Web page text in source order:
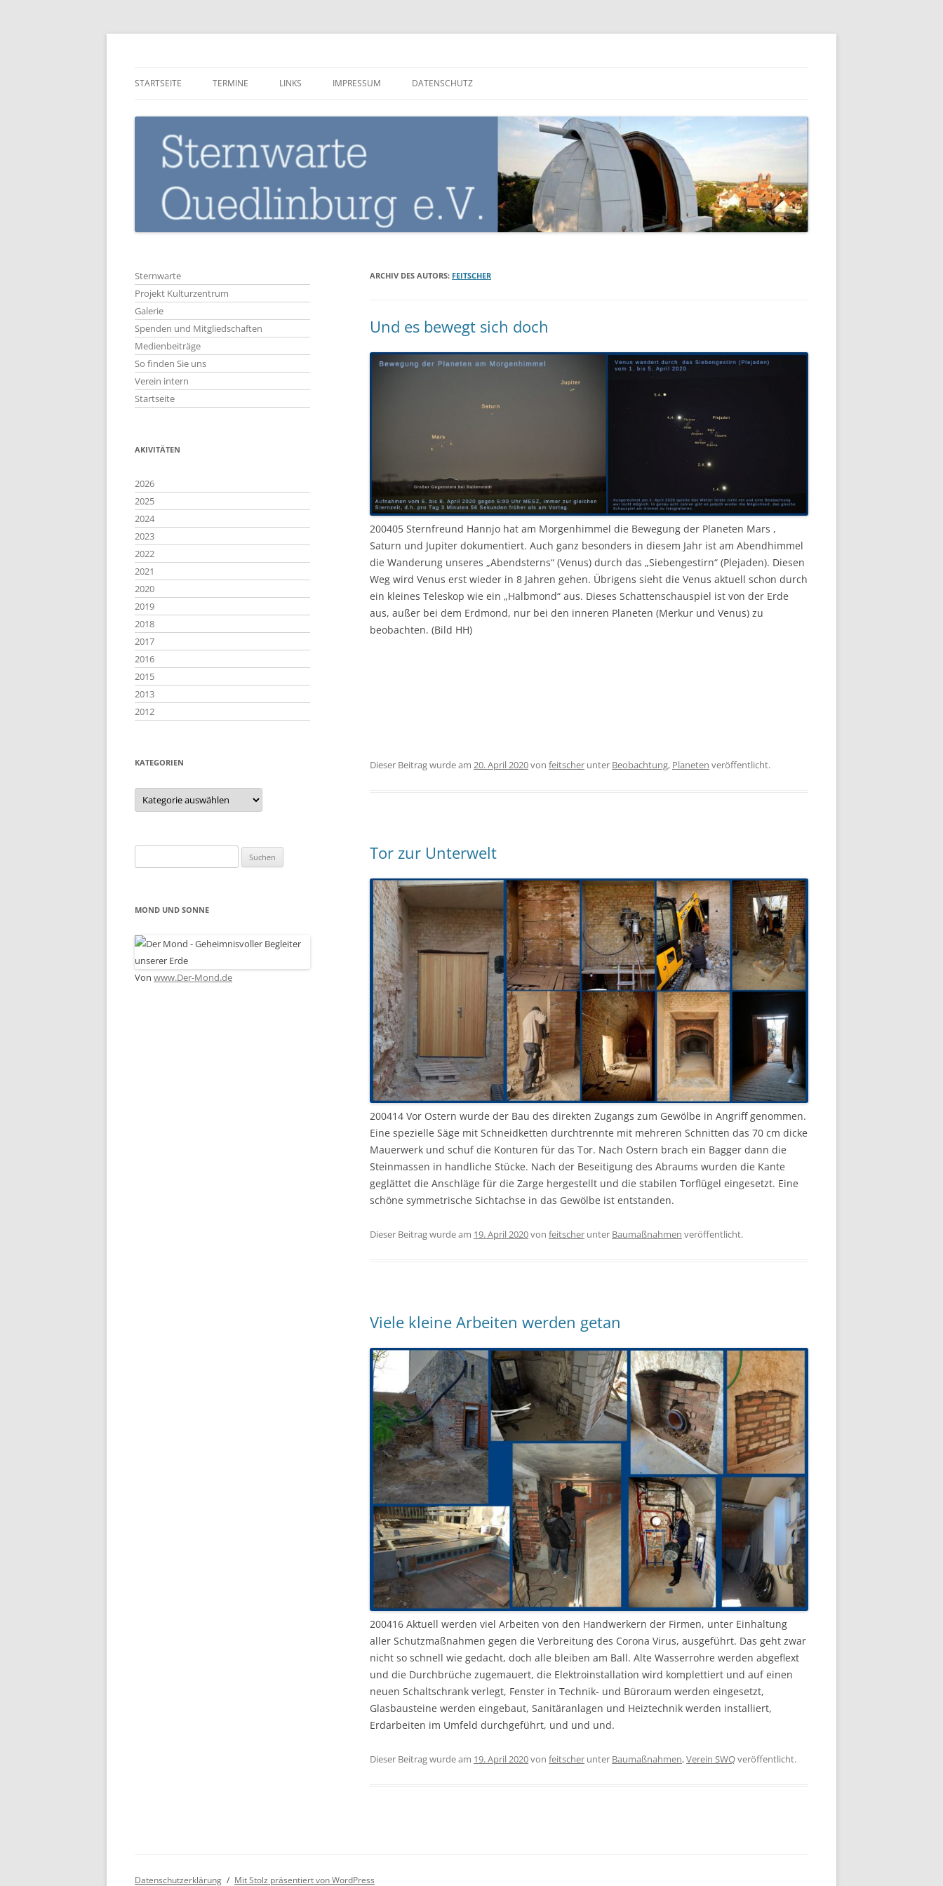
Zum
STARTSEITE TERMINE LINKS IMPRESSUM DATENSCHUTZ
ARCHIV DES AUTORS: FEITSCHER
Und es bewegt sich doch
200405 Sternfreund Hannjo hat am Morgenhimmel die Bewegung der Planeten Mars ,
Saturn und Jupiter dokumentiert. Auch ganz besonders in diesem Jahr ist am Abendhimmel
die Wanderung unseres „Abendsterns“ (Venus) durch das „Siebengestirn“ (Plejaden). Diesen
Weg wird Venus erst wieder in 8 Jahren gehen. Übrigens sieht die Venus aktuell schon durch
ein kleines Teleskop wie ein „Halbmond“ aus. Dieses Schattenschauspiel ist von der Erde
aus, außer bei dem Erdmond, nur bei den inneren Planeten (Merkur und Venus) zu
beobachten. (Bild HH)
Dieser Beitrag wurde am20. April 2020vonfeitscher unter Beobachtung, Planeten veröffentlicht.
Tor zur Unterwelt
200414 Vor Ostern wurde der Bau des direkten Zugangs zum Gewölbe in Angriff genommen.
Eine spezielle Säge mit Schneidketten durchtrennte mit mehreren Schnitten das 70 cm dicke
Mauerwerk und schuf die Konturen für das Tor. Nach Ostern brach ein Bagger dann die
Steinmassen in handliche Stücke. Nach der Beseitigung des Abraums wurden die Kante
geglättet die Anschläge für die Zarge hergestellt und die stabilen Torflügel eingesetzt. Eine
schöne symmetrische Sichtachse in das Gewölbe ist entstanden.
Dieser Beitrag wurde am 19. April 2020vonfeitscher unter Baumaßnahmen veröffentlicht.
Viele kleine Arbeiten werden getan
200416 Aktuell werden viel Arbeiten von den Handwerkern der Firmen, unter Einhaltung
aller Schutzmaßnahmen gegen die Verbreitung des Corona Virus, ausgeführt. Das geht zwar
nicht so schnell wie gedacht, doch alle bleiben am Ball. Alte Wasserrohre werden abgeflext
und die Durchbrüche zugemauert, die Elektroinstallation wird komplettiert und auf einen
neuen Schaltschrank verlegt, Fenster in Technik- und Büroraum werden eingesetzt,
Glasbausteine werden eingebaut, Sanitäranlagen und Heiztechnik werden installiert,
Erdarbeiten im Umfeld durchgeführt, und und und.
Dieser Beitrag wurde am 19. April 2020vonfeitscher unter Baumaßnahmen,Verein SWQveröffentlicht.
Sternwarte
Projekt Kulturzentrum
Galerie
Spenden und Mitgliedschaften
Medienbeiträge
So finden Sie uns
Verein intern
Startseite
AKIVITÄTEN
2026
2025
2024
2023
2022
2021
2020
2019
2018
2017
2016
2015
2013
2012
KATEGORIEN
Kategorien
nach:
MOND UND SONNE
Von www.Der-Mond.de
Datenschutzerklärung Mit Stolz präsentiert von WordPress